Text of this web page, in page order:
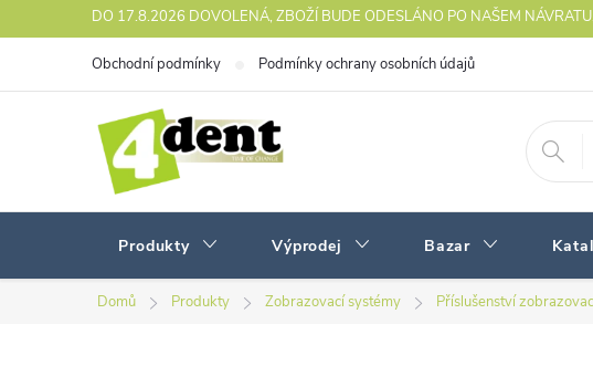
na
DO 17.8.2026 DOVOLENÁ, ZBOŽÍ BUDE ODESLÁNO PO NAŠEM
Obchodní podmínky Podmínky ochrany osobních údajů
Produkty Výprodej Bazar
Domů Produkty Zobrazovací systémy Příslušenství